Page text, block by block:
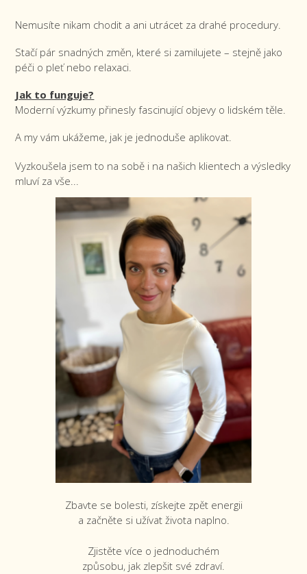
Nemusíte nikam chodit a ani utrácet za drahé procedury.
Stačí pár snadných změn, které si zamilujete – stejně jako
péči o pleť nebo relaxaci.
Jak to funguje?
Moderní výzkumy přinesly fascinující objevy o lidském těle.
A my vám ukážeme, jak je jednoduše aplikovat.
Vyzkoušela jsem to na sobě i na našich klientech a výsledky
mluví za vše...
Zbavte se bolesti, získejte zpět energii
a začněte si užívat života naplno.
Zjistěte více o jednoduchém
způsobu, jak zlepšit své zdraví.